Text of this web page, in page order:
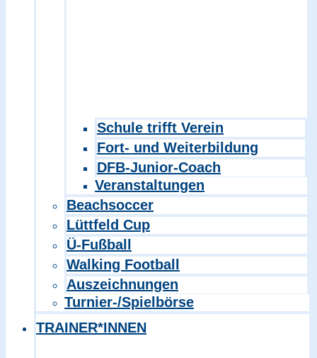
Schule trifft Verein
Fort- und Weiterbildung
DFB-Junior-Coach
Veranstaltungen
Beachsoccer
Lüttfeld Cup
Ü-Fußball
Walking Football
Auszeichnungen
Turnier-/Spielbörse
TRAINER*INNEN